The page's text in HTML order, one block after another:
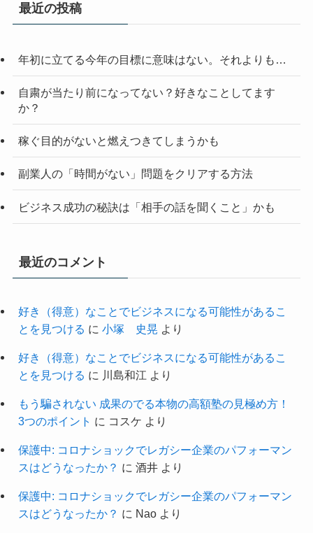
最近の投稿
年初に立てる今年の目標に意味はない。それよりも…
自粛が当たり前になってない？好きなことしてます
か？
稼ぐ目的がないと燃えつきてしまうかも
副業人の「時間がない」問題をクリアする方法
ビジネス成功の秘訣は「相手の話を聞くこと」かも
最近のコメント
好き（得意）なことでビジネスになる可能性があるこ
とを見つける に 小塚 史晃 より
好き（得意）なことでビジネスになる可能性があるこ
とを見つける に 川島和江 より
もう騙されない 成果のでる本物の高額塾の見極め方！
3つのポイント に コスケ より
保護中: コロナショックでレガシー企業のパフォーマン
スはどうなったか？ に 酒井より
保護中: コロナショックでレガシー企業のパフォーマン
スはどうなったか？ に Naoより